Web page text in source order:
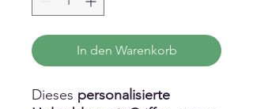
In den Warenkorb
Dieses personalisierte